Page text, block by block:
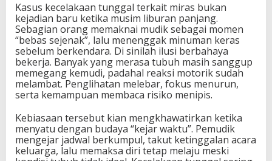
Kasus kecelakaan tunggal terkait miras bukan
kejadian baru ketika musim liburan panjang.
Sebagian orang memaknai mudik sebagai momen
“bebas sejenak”, lalu menenggak minuman keras
sebelum berkendara. Di sinilah ilusi berbahaya
bekerja. Banyak yang merasa tubuh masih sanggup
memegang kemudi, padahal reaksi motorik sudah
melambat. Penglihatan melebar, fokus menurun,
serta kemampuan membaca risiko menipis.
Kebiasaan tersebut kian mengkhawatirkan ketika
menyatu dengan budaya “kejar waktu”. Pemudik
mengejar jadwal berkumpul, takut ketinggalan acara
keluarga, lalu memaksa diri tetap melaju meski